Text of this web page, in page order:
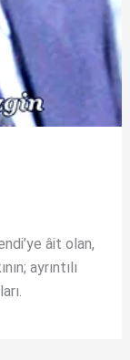
âit olan,
ayrıntılı